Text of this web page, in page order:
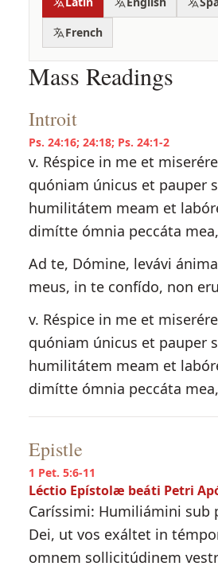
French
Mass Readings
Introit
Ps. 24:16; 24:18; Ps. 24:1-2
v. Réspice in me et
quóniam únicus et pauper
humilitátem meam et
dimítte ómnia peccáta
Ad te, Dómine, levávi
meus, in te confído, non
v. Réspice in me et
quóniam únicus et pauper
humilitátem meam et
dimítte ómnia peccáta
Epistle
1 Pet. 5:6-11
Léctio Epístolæ beáti Petri
Caríssimi: Humiliámini sub
Dei, ut vos exáltet in
omnem sollicitúdinem